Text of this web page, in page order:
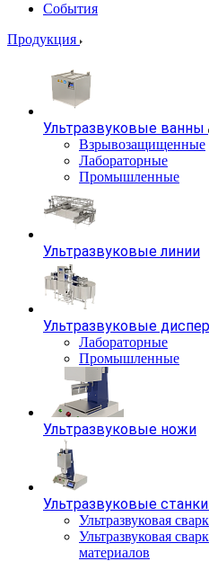
События
Продукция
Ультразвуковые ванны
Взрывозащищенные
Лабораторные
Промышленные
Ультразвуковые линии
Ультразвуковые
Лабораторные
Промышленные
Ультразвуковые ножи
Ультразвуковые
Ультразвуковая
Ультразвуковая
материалов